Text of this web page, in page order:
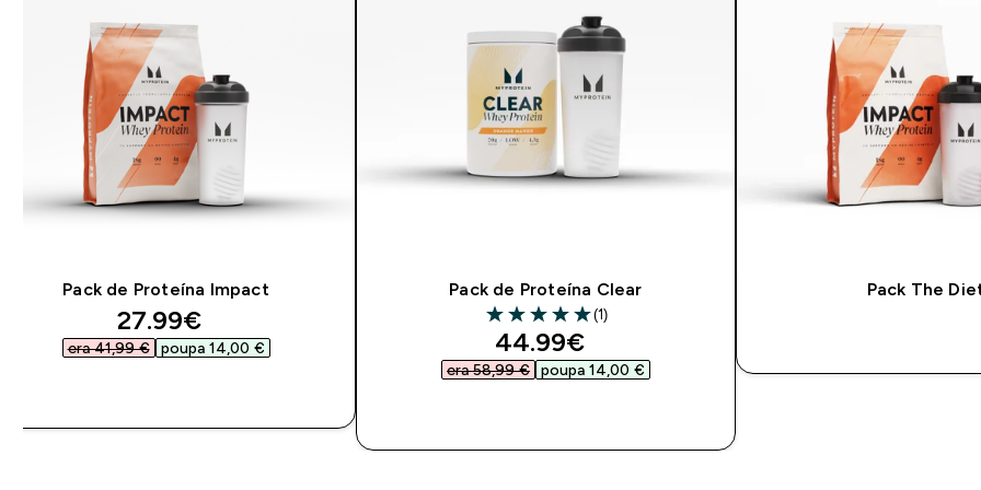
Pack de Proteína Impact
discounted price
27.99€‎
era 41,99 €‎ poupa 14,00 €‎
Pack de Proteína Clear
5 out of 5 stars
(1)
discounted price
44.99€‎
era 58,99 €‎ poupa 14,00 €‎
Pack The